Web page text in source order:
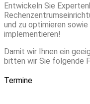
Entwickeln Sie
und zu optimieren
implementieren!
Damit wir Ihnen ein
bitten wir Sie folgende
Termine